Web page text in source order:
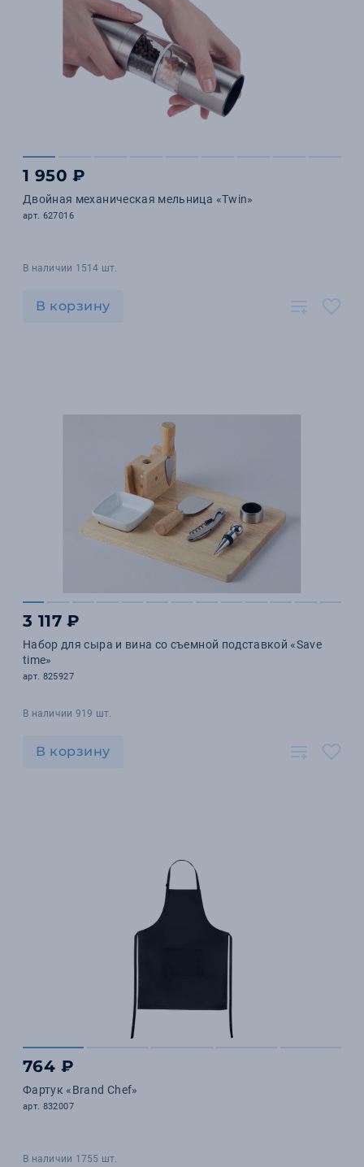
1 950 ₽
Двойная механическая мельница «Twin»
арт. 627016
В наличии 1514 шт.
В корзину
3 117 ₽
Набор для сыра и вина со съемной подставкой «Save
time»
арт. 825927
В наличии 919 шт.
В корзину
764 ₽
Фартук «Brand Chef»
арт. 832007
В наличии 1755 шт.